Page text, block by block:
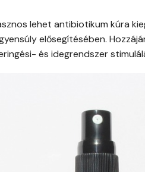
lehet antibiotikum kúra
elősegítésében.
és idegrendszer